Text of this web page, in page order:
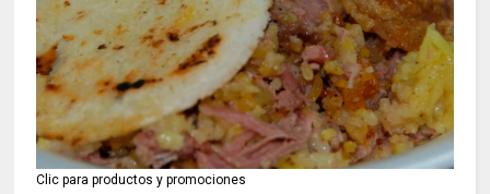
Clic para productos y promociones